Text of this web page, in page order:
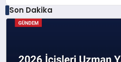
Son Dakika